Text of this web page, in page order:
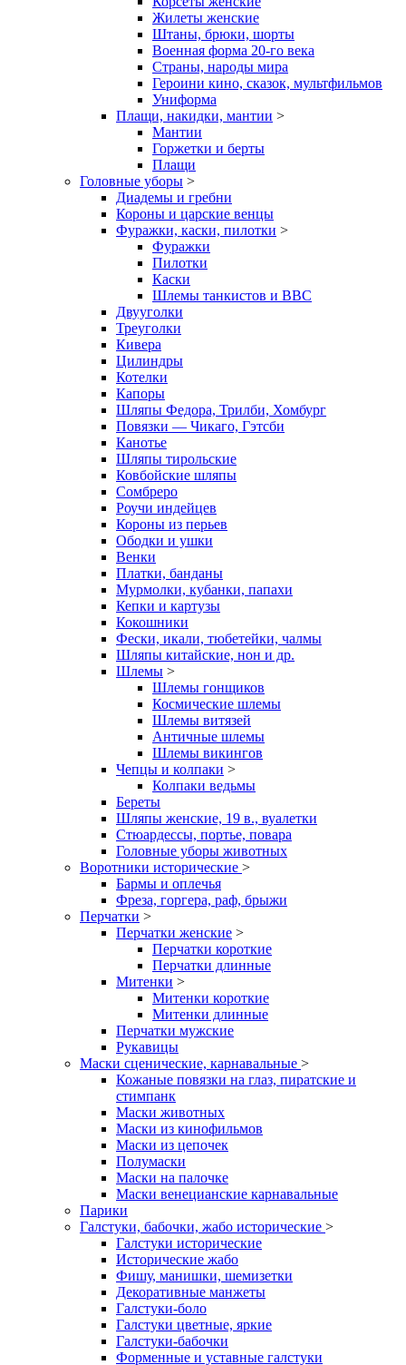
Жилеты женские
Штаны, брюки, шорты
Военная форма 20-го века
Страны, народы мира
Героини кино, сказок, мультфильмов
Униформа
Плащи, накидки, мантии >
Мантии
Горжетки и берты
Плащи
Головные уборы >
Диадемы и гребни
Короны и царские венцы
Фуражки, каски, пилотки >
Фуражки
Пилотки
Каски
Шлемы танкистов и ВВС
Двууголки
Треуголки
Кивера
Цилиндры
Котелки
Капоры
Шляпы Федора, Трилби, Хомбург
Повязки — Чикаго, Гэтсби
Канотье
Шляпы тирольские
Ковбойские шляпы
Сомбреро
Роучи индейцев
Короны из перьев
Ободки и ушки
Венки
Платки, банданы
Мурмолки, кубанки, папахи
Кепки и картузы
Кокошники
Фески, икали, тюбетейки, чалмы
Шляпы китайские, нон и др.
Шлемы >
Шлемы гонщиков
Космические шлемы
Шлемы витязей
Античные шлемы
Шлемы викингов
Чепцы и колпаки >
Колпаки ведьмы
Береты
Шляпы женские, 19 в., вуалетки
Стюардессы, портье, повара
Головные уборы животных
Воротники исторические >
Бармы и оплечья
Фреза, горгера, раф, брыжи
Перчатки >
Перчатки женские >
Перчатки короткие
Перчатки длинные
Митенки >
Митенки короткие
Митенки длинные
Перчатки мужские
Рукавицы
Маски сценические, карнавальные >
Кожаные повязки на глаз, пиратские и
стимпанк
Маски животных
Маски из кинофильмов
Маски из цепочек
Полумаски
Маски на палочке
Маски венецианские карнавальные
Парики
Галстуки, бабочки, жабо исторические >
Галстуки исторические
Исторические жабо
Фишу, манишки, шемизетки
Декоративные манжеты
Галстуки-боло
Галстуки цветные, яркие
Галстуки-бабочки
Форменные и уставные галстуки